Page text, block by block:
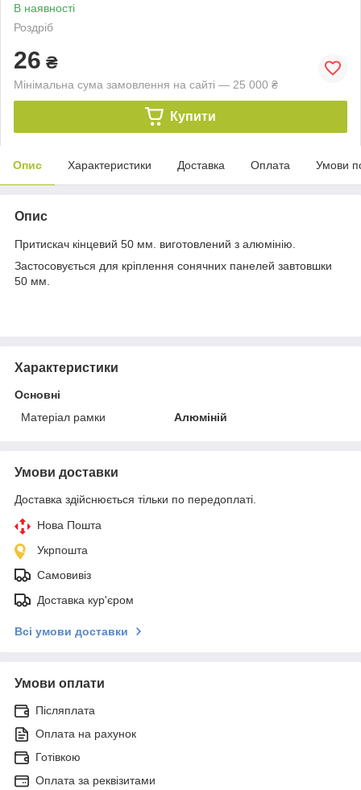
В наявності
Роздріб
26 ₴
Мінімальна сума замовлення на сайті — 25 000 ₴
Купити
Опис Характеристики Доставка Оплата Умови
Опис
Притискач кінцевий 50 мм. виготовлений з алюмінію.
Застосовується для кріплення сонячних панелей завтовшки
50 мм.
Характеристики
Основні
Матеріал рамки
Алюміній
Умови доставки
Доставка здійснюється тільки по передоплаті.
Нова Пошта
Укрпошта
Самовивіз
Доставка кур'єром
Всі умови доставки
Умови оплати
Післяплата
Оплата на рахунок
Готівкою
Оплата за реквізитами